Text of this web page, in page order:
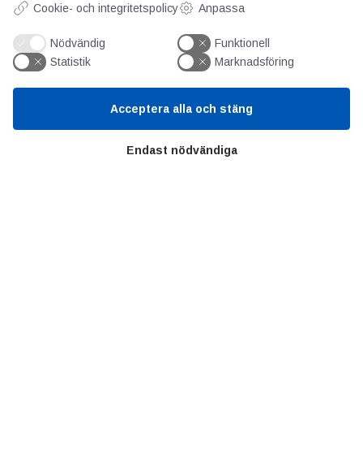
Senaste om Traverskranar
Travers från Dematek förenklar Fortums underhåll
Cookie- och integritetspolicy Anpassa
Nödvändig
Funktionell
Statistik
Marknadsföring
Endast nödvändiga
Acceptera alla och stäng